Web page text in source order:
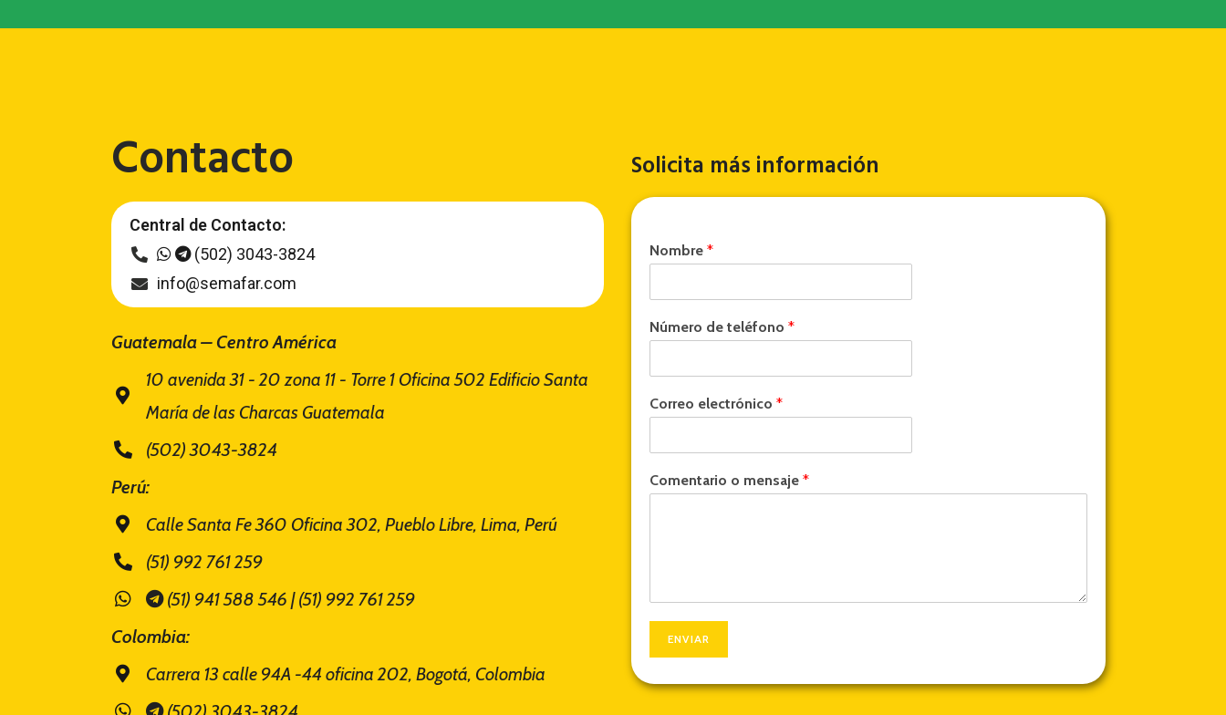
Contacto
Central de Contacto:
(502) 3043-3824
info@semafar.com
Guatemala – Centro América
10 avenida 31 - 20 zona 11 - Torre 1 Oficina 502 Edificio Santa
María de las Charcas Guatemala
(502) 3043-3824
Perú:
Calle Santa Fe 360 Oficina 302, Pueblo Libre, Lima, Perú
(51) 992 761 259
(51) 941 588 546 | (51) 992 761 259
Colombia:
Carrera 13 calle 94A -44 oficina 202, Bogotá, Colombia
Solicita más información
Nombre *
Número de teléfono *
Correo electrónico *
Comentario o mensaje *
ENVIAR